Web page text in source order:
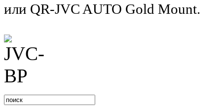
или QR-JVC AUTO Gold Mount.